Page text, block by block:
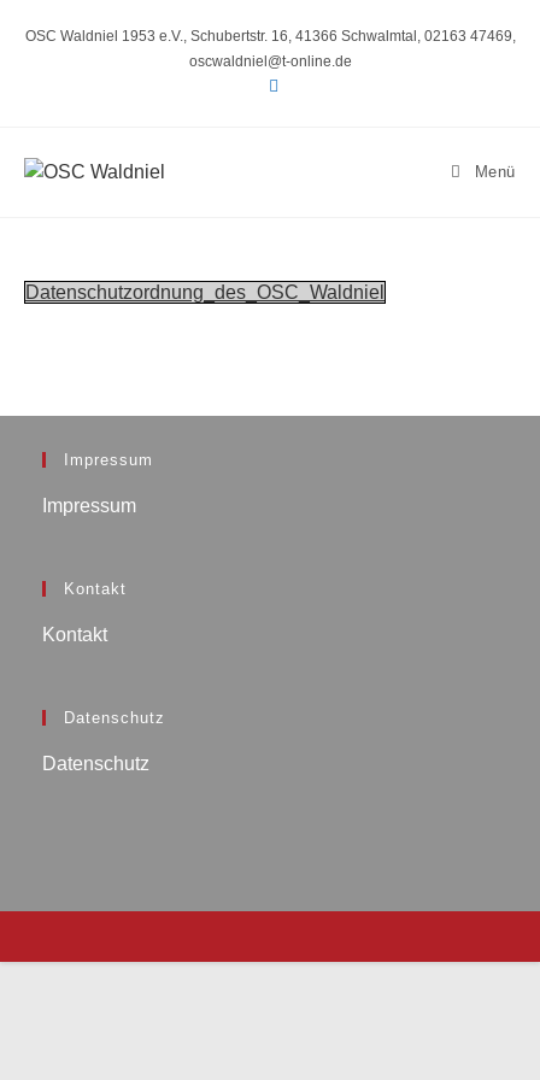
InhaltOSC Waldniel 1953 e.V., Schubertstr. 16, 41366 Schwalmtal, 02163 47469,
oscwaldniel@t-online.de
Menü
Datenschutzordnung_des_OSC_Waldniel
Impressum
Impressum
Kontakt
Kontakt
Datenschutz
Datenschutz